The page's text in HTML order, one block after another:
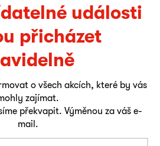
události
přicházet
o všech akcích, které by vás
zajímat.
překvapit. Výměnou za váš e-
mail.